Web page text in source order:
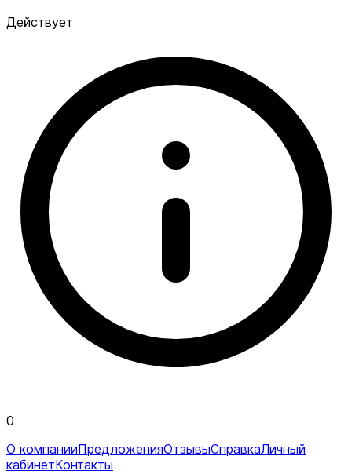
Действует
0
О компанииПредложенияОтзывыСправкаЛичный
кабинетКонтакты